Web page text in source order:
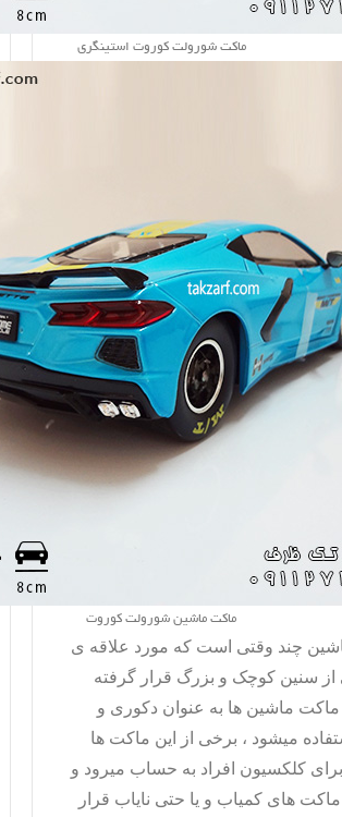
ماکت شورولت کوروت استینگری
ماکت ماشین شورولت کوروت
چند وقتی است که مورد علاقه ی
از سنین کوچک و بزرگ قرار گرفته
ماکت ماشین ها به عنوان دکوری و
میشود ، برخی از این ماکت ها
برای کلکسیون افراد به حساب میرود و
های کمیاب و یا حتی نایاب قرار